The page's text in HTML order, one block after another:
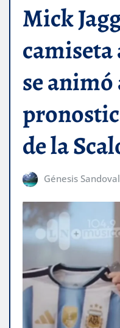
Mick
se animó
de la
Génesis Sandoval